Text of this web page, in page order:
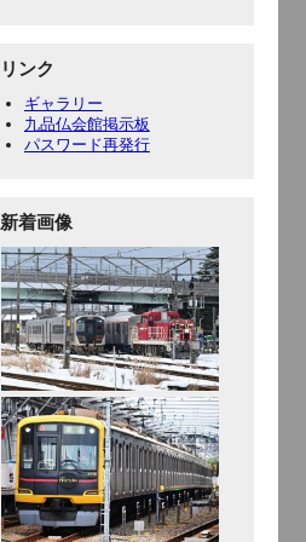
リンク
ギャラリー
九品仏会館掲示板
パスワード再発行
新着画像